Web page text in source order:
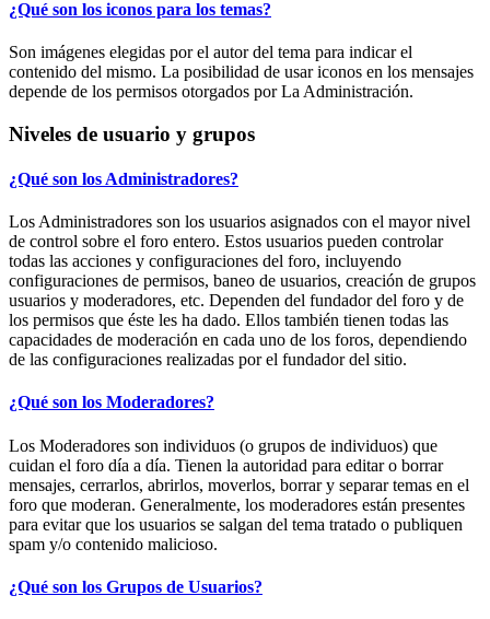
¿Qué son los iconos para los temas?
Son imágenes elegidas por el autor del tema para indicar el
contenido del mismo. La posibilidad de usar iconos en los mensajes
depende de los permisos otorgados por La Administración.
Niveles de usuario y grupos
¿Qué son los Administradores?
Los Administradores son los usuarios asignados con el mayor nivel
de control sobre el foro entero. Estos usuarios pueden controlar
todas las acciones y configuraciones del foro, incluyendo
configuraciones de permisos, baneo de usuarios, creación de grupos
usuarios y moderadores, etc. Dependen del fundador del foro y de
los permisos que éste les ha dado. Ellos también tienen todas las
capacidades de moderación en cada uno de los foros, dependiendo
de las configuraciones realizadas por el fundador del sitio.
¿Qué son los Moderadores?
Los Moderadores son individuos (o grupos de individuos) que
cuidan el foro día a día. Tienen la autoridad para editar o borrar
mensajes, cerrarlos, abrirlos, moverlos, borrar y separar temas en el
foro que moderan. Generalmente, los moderadores están presentes
para evitar que los usuarios se salgan del tema tratado o publiquen
spam y/o contenido malicioso.
¿Qué son los Grupos de Usuarios?